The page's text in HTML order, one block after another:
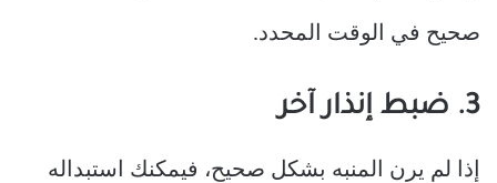
صحيح في الوقت المحدد.
3. ضبط إنذار آخر
إذا لم يرن المنبه بشكل صحيح، فيمكنك استبداله